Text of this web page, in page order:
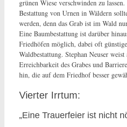
grünen Wiese verschwinden zu
Bestattung von Urnen in Wäldern
werden, denn das Grab ist im Wald
Eine Baumbestattung ist darüber
Friedhöfen möglich, dabei oft
Waldbestattung. Stephan Neuser
Erreichbarkeit des Grabes und
hin, die auf dem Friedhof besser
Vierter Irrtum:
„Eine Trauerfeier ist nicht